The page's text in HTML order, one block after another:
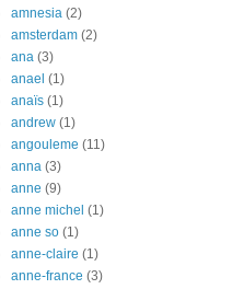
amnesia (2)
amsterdam (2)
ana (3)
anael (1)
anaïs (1)
andrew (1)
angouleme (11)
anna (3)
anne (9)
anne michel (1)
anne so (1)
anne-claire (1)
anne-france (3)